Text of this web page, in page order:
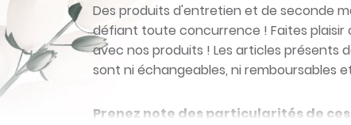
Des produits d'entretien et de seconde
défiant toute concurrence ! Faites plaisir
avec nos produits ! Les articles présents
sont ni échangeables, ni remboursables
Prenez note des particularités de